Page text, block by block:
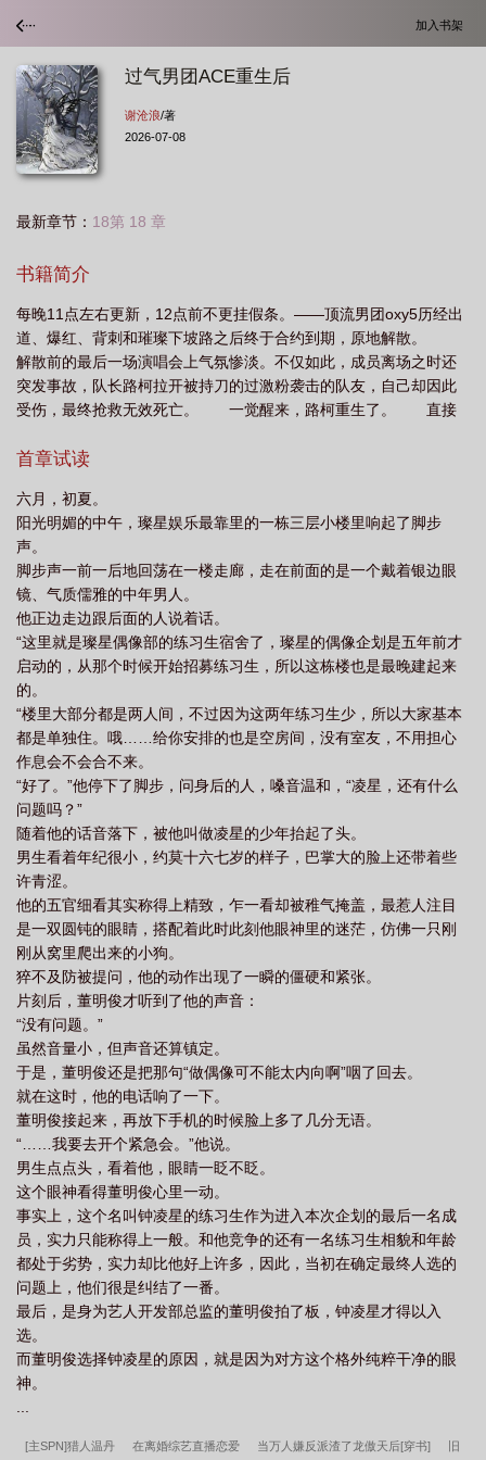
加入书架
过气男团ACE重生后
谢沧浪/著
2026-07-08
最新章节： 18第 18 章
书籍简介
每晚11点左右更新，12点前不更挂假条。——顶流男团oxy5历经出
道、爆红、背刺和璀璨下坡路之后终于合约到期，原地解散。
解散前的最后一场演唱会上气氛惨淡。不仅如此，成员离场之时还
突发事故，队长路柯拉开被持刀的过激粉袭击的队友，自己却因此
受伤，最终抢救无效死亡。 一觉醒来，路柯重生了。 直接
开始，这是不是有点太彻底了 上一世，作为公司培养的当家王
换来的却是后来的公司打压、黑粉嘲讽和部分队友亲口说出的“凭什
么只有他占尽资源和风头”。 重生后，路柯回忆了一下自己被背
刺的一生：“……” 既然真心注定换不到真心，那么不如干脆没有
开始。 想起上一世临终前亲人痛心的样子，路柯打定了主意不
再重蹈覆辙。经过综合考量，他决定暂时躺平等待淘汰，然后另谋
出路。 只是躺着躺着，他发现自己的人气又开始莫名其妙直线
上升，愣是钉死在了出道位。 路柯：。 眼瞅着出道已成定
局，同时意外得知了某些前世真相的路柯叹了口气。 怎么办
呢。 那就吸取教训，重新书写一个属于他的新奇迹吧。 阅
读注意事项： 1.男主定位队长+ace+队内制作人，两世都是队内
核心。 2.两世性格略有偏差。上一世是略带青涩和不足的小队
长，这一世是冷静和野心兼具的纯种事业批。下定决心改写命运前
会有一段躺平期。 3.两世队友不完全重合，社内选秀，12进
5。 4.主角中心重度万人迷预警，全员友情向无感情线。 5.
本文无任何原型，会删除所有涉及现实娱乐圈的评论。魔.蝎.小.说
WWW.MOXIEXS.TOP
首章试读
六月，初夏。
阳光明媚的中午，璨星娱乐最靠里的一栋三层小楼里响起了脚步
声。
脚步声一前一后地回荡在一楼走廊，走在前面的是一个戴着银边眼
镜、气质儒雅的中年男人。
他正边走边跟后面的人说着话。
“这里就是璨星偶像部的练习生宿舍了，璨星的偶像企划是五年前才
启动的，从那个时候开始招募练习生，所以这栋楼也是最晚建起来
的。
“楼里大部分都是两人间，不过因为这两年练习生少，所以大家基本
都是单独住。哦……给你安排的也是空房间，没有室友，不用担心
作息会不会合不来。
“好了。”他停下了脚步，问身后的人，嗓音温和，“凌星，还有什么
问题吗？”
随着他的话音落下，被他叫做凌星的少年抬起了头。
男生看着年纪很小，约莫十六七岁的样子，巴掌大的脸上还带着些
许青涩。
他的五官细看其实称得上精致，乍一看却被稚气掩盖，最惹人注目
是一双圆钝的眼睛，搭配着此时此刻他眼神里的迷茫，仿佛一只刚
刚从窝里爬出来的小狗。
猝不及防被提问，他的动作出现了一瞬的僵硬和紧张。
片刻后，董明俊才听到了他的声音：
“没有问题。”
虽然音量小，但声音还算镇定。
于是，董明俊还是把那句“做偶像可不能太内向啊”咽了回去。
就在这时，他的电话响了一下。
董明俊接起来，再放下手机的时候脸上多了几分无语。
“……我要去开个紧急会。”他说。
男生点点头，看着他，眼睛一眨不眨。
这个眼神看得董明俊心里一动。
事实上，这个名叫钟凌星的练习生作为进入本次企划的最后一名成
员，实力只能称得上一般。和他竞争的还有一名练习生相貌和年龄
都处于劣势，实力却比他好上许多，因此，当初在确定最终人选的
问题上，他们很是纠结了一番。
最后，是身为艺人开发部总监的董明俊拍了板，钟凌星才得以入
选。
而董明俊选择钟凌星的原因，就是因为对方这个格外纯粹干净的眼
神。
[主SPN]猎人温丹 在离婚综艺直播恋爱 当万人嫌反派渣了龙傲天后[穿书] 旧